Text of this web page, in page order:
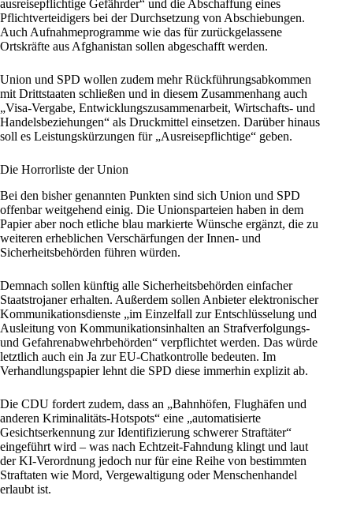
ausreisepflichtige Gefährder“ und die Abschaffung eines
Pflichtverteidigers bei der Durchsetzung von Abschiebungen.
Auch Aufnahmeprogramme wie das für zurückgelassene
Ortskräfte aus Afghanistan sollen abgeschafft werden.
Union und SPD wollen zudem mehr Rückführungsabkommen
mit Drittstaaten schließen und in diesem Zusammenhang auch
„Visa-Vergabe, Entwicklungszusammenarbeit, Wirtschafts- und
Handelsbeziehungen“ als Druckmittel einsetzen. Darüber hinaus
soll es Leistungskürzungen für „Ausreisepflichtige“ geben.
Die Horrorliste der Union
Bei den bisher genannten Punkten sind sich Union und SPD
offenbar weitgehend einig. Die Unionsparteien haben in dem
Papier aber noch etliche blau markierte Wünsche ergänzt, die zu
weiteren erheblichen Verschärfungen der Innen- und
Sicherheitsbehörden führen würden.
Demnach sollen künftig alle Sicherheitsbehörden einfacher
Staatstrojaner erhalten. Außerdem sollen Anbieter elektronischer
Kommunikationsdienste „im Einzelfall zur Entschlüsselung und
Ausleitung von Kommunikationsinhalten an Strafverfolgungs-
und Gefahrenabwehrbehörden“ verpflichtet werden. Das würde
letztlich auch ein Ja zurEU-Chatkontrolle bedeuten. Im
Verhandlungspapier lehnt die SPD diese immerhin explizit ab.
Die CDU fordert zudem, dass an „Bahnhöfen, Flughäfen und
anderen Kriminalitäts-Hotspots“ eine „automatisierte
Gesichtserkennung zur Identifizierung schwerer Straftäter“
eingeführt wird – was nach Echtzeit-Fahndung klingt und laut
der KI-Verordnung jedoch nur für eine Reihe von bestimmten
Straftaten wie Mord, Vergewaltigung oder Menschenhandel
erlaubt ist.